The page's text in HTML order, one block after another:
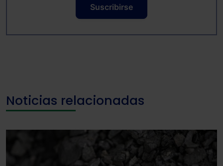
Suscribirse
Noticias relacionadas